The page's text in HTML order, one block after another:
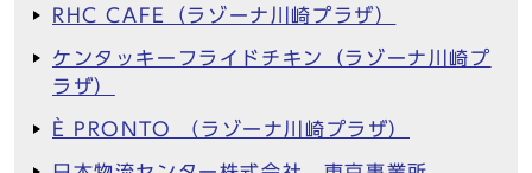
RHC CAFE（ラゾーナ川崎プラザ）
ケンタッキーフライドチキン（ラゾーナ川崎プ
ラザ）
È PRONTO （ラゾーナ川崎プラザ）